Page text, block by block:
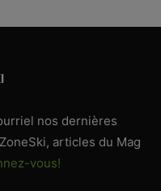
nos dernières
articles du Mag
vous!